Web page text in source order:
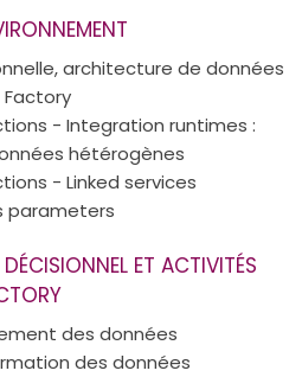
architecture de données
- Integration runtimes :
hétérogènes
- Linked services
parameters
ET ACTIVITÉS
des données
des données